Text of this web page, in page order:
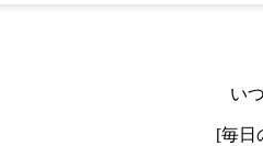
い
[毎日